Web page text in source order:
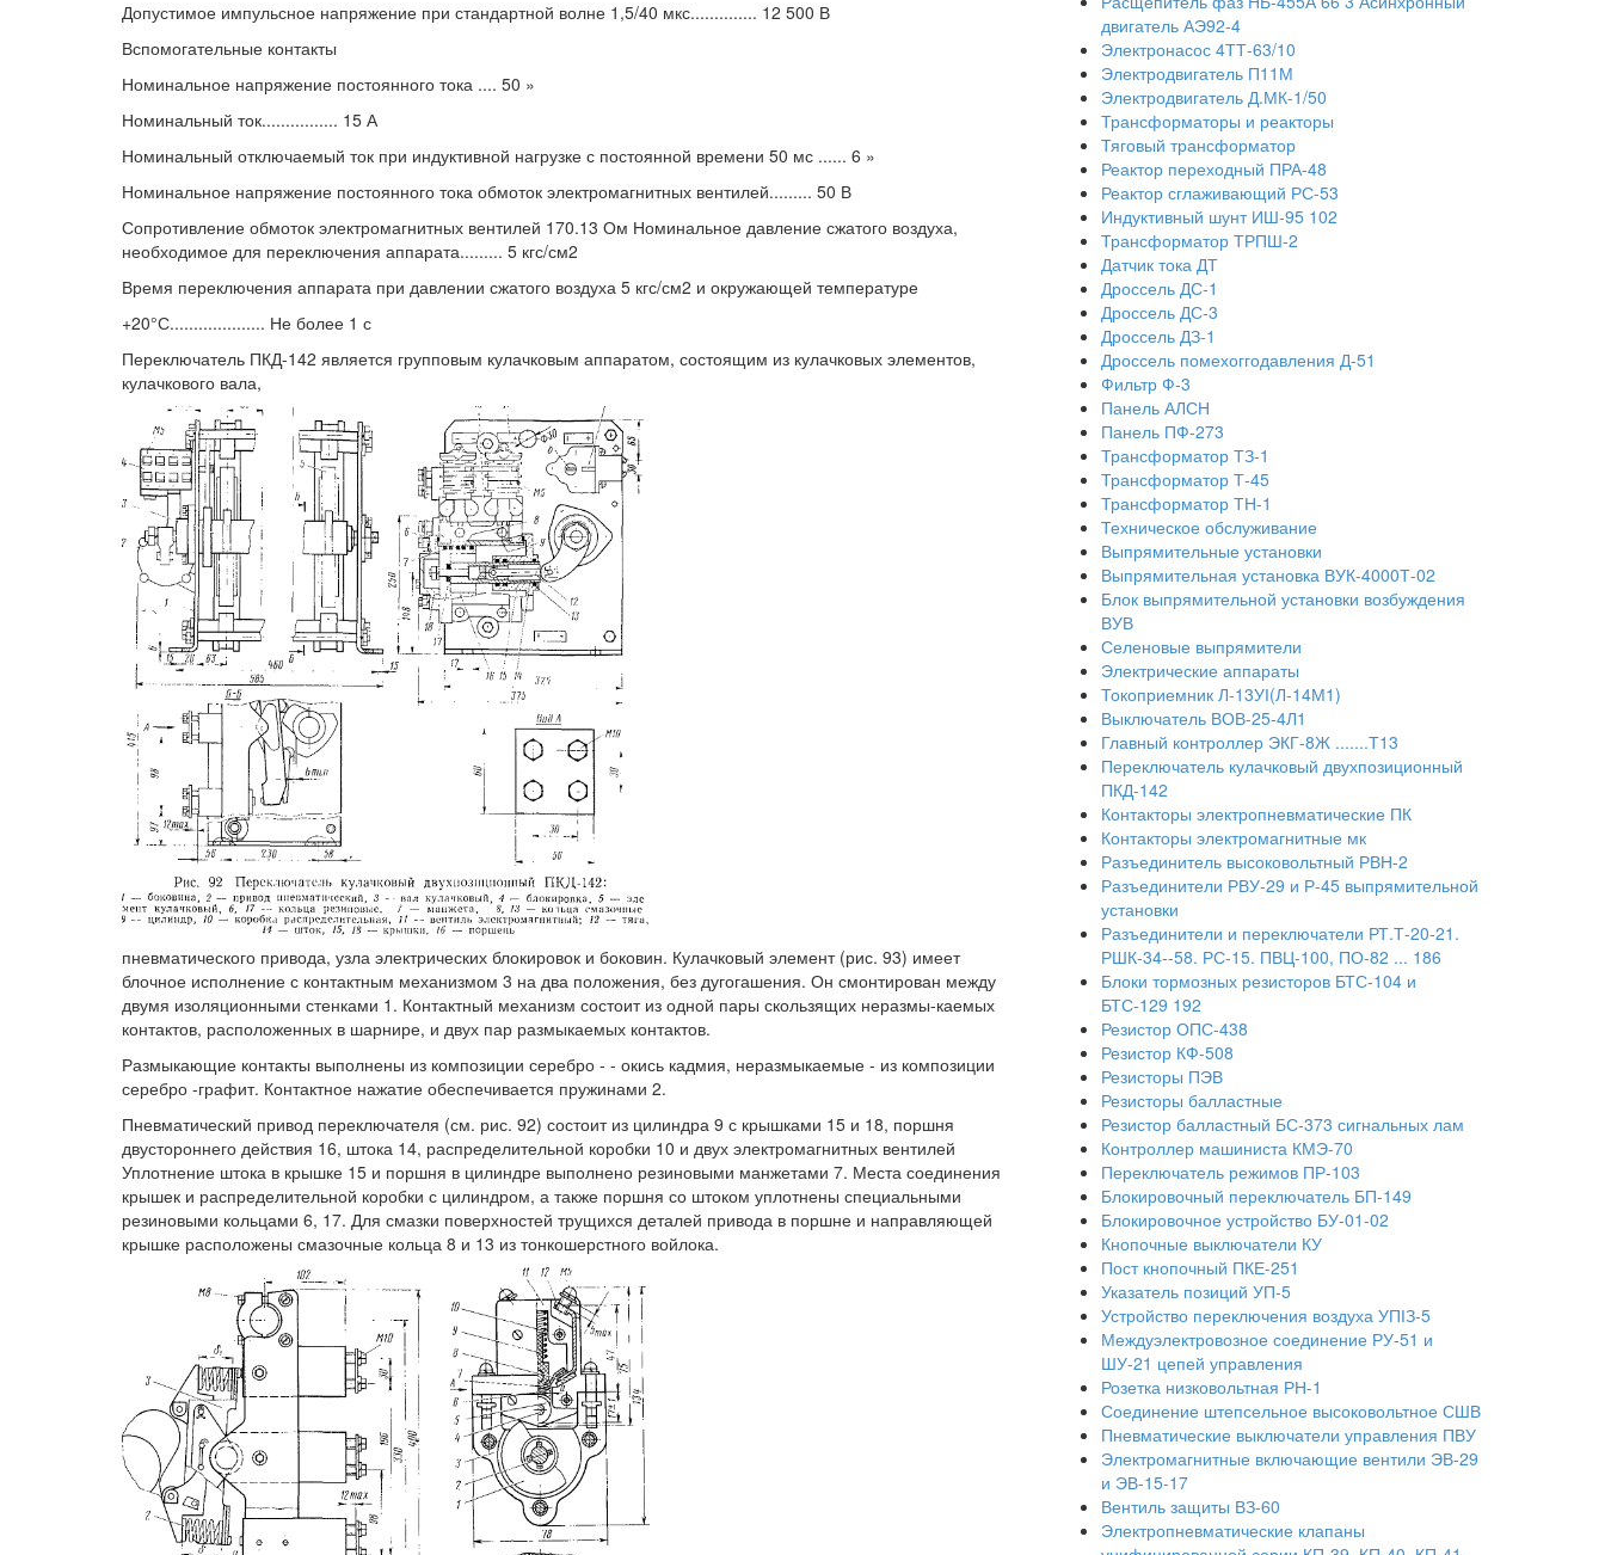
Допустимое импульсное напряжение при стандартной волне 1,5/40 мкс.............. 12 500 В
Вспомогательные контакты
Номинальное напряжение постоянного тока .... 50 »
Номинальный ток................ 15 А
Номинальный отключаемый ток при индуктивной нагрузке с постоянной времени 50 мс ...... 6 »
Номинальное напряжение постоянного тока обмоток электромагнитных вентилей......... 50 В
Сопротивление обмоток электромагнитных вентилей 170.13 Ом Номинальное давление сжатого воздуха,
необходимое для переключения аппарата......... 5 кгс/см2
Время переключения аппарата при давлении сжатого воздуха 5 кгс/см2 и окружающей температуре
+20°С.................... Не более 1 с
Переключатель ПКД-142 является групповым кулачковым аппаратом, состоящим из кулачковых элементов,
кулачкового вала,
пневматического привода, узла электрических блокировок и боковин. Кулачковый элемент (рис. 93) имеет
блочное исполнение с контактным механизмом 3 на два положения, без дугогашения. Он смонтирован между
двумя изоляционными стенками 1. Контактный механизм состоит из одной пары скользящих неразмы-каемых
контактов, расположенных в шарнире, и двух пар размыкаемых контактов.
Размыкающие контакты выполнены из композиции серебро - - окись кадмия, неразмыкаемые - из композиции
серебро -графит. Контактное нажатие обеспечивается пружинами 2.
Пневматический привод переключателя (см. рис. 92) состоит из цилиндра 9 с крышками 15 и 18, поршня
двустороннего действия 16, штока 14, распределительной коробки 10 и двух электромагнитных вентилей
Уплотнение штока в крышке 15 и поршня в цилиндре выполнено резиновыми манжетами 7. Места соединения
крышек и распределительной коробки с цилиндром, а также поршня со штоком уплотнены специальными
резиновыми кольцами 6, 17. Для смазки поверхностей трущихся деталей привода в поршне и направляющей
крышке расположены смазочные кольца 8 и 13 из тонкошерстного войлока.
двигатель АЭ92-4
Электронасос 4ТТ-63/10
Электродвигатель П11М
Электродвигатель Д.МК-1/50
Трансформаторы и реакторы
Тяговый трансформатор
Реактор переходный ПРА-48
Реактор сглаживающий РС-53
Индуктивный шунт ИШ-95 102
Трансформатор ТРПШ-2
Датчик тока ДТ
Дроссель ДС-1
Дроссель ДС-3
Дроссель ДЗ-1
Дроссель помехоггодавления Д-51
Фильтр Ф-3
Панель АЛСН
Панель ПФ-273
Трансформатор ТЗ-1
Трансформатор Т-45
Трансформатор ТН-1
Техническое обслуживание
Выпрямительные установки
Выпрямительная установка ВУК-4000Т-02
Блок выпрямительной установки возбуждения
ВУВ
Селеновые выпрямители
Электрические аппараты
Токоприемник Л-13УІ(Л-14М1)
Выключатель ВОВ-25-4Л1
Главный контроллер ЭКГ-8Ж .......Т13
Переключатель кулачковый двухпозиционный
ПКД-142
Контакторы электропневматические ПК
Контакторы электромагнитные мк
Разъединитель высоковольтный РВН-2
Разъединители РВУ-29 и Р-45 выпрямительной
установки
Разъединители и переключатели РТ.Т-20-21.
РШК-34--58. РС-15. ПВЦ-100, ПО-82 ... 186
Блоки тормозных резисторов БТС-104 и
БТС-129 192
Резистор ОПС-438
Резистор КФ-508
Резисторы ПЭВ
Резисторы балластные
Резистор балластный БС-373 сигнальных лам
Контроллер машиниста КМЭ-70
Переключатель режимов ПР-103
Блокировочный переключатель БП-149
Блокировочное устройство БУ-01-02
Кнопочные выключатели КУ
Пост кнопочный ПКЕ-251
Указатель позиций УП-5
Устройство переключения воздуха УПІЗ-5
Междуэлектровозное соединение РУ-51 и
ШУ-21 цепей управления
Розетка низковольтная РН-1
Соединение штепсельное высоковольтное СШВ
Пневматические выключатели управления ПВУ
Электромагнитные включающие вентили ЭВ-29
и ЭВ-15-17
Вентиль защиты ВЗ-60
Электропневматические клапаны